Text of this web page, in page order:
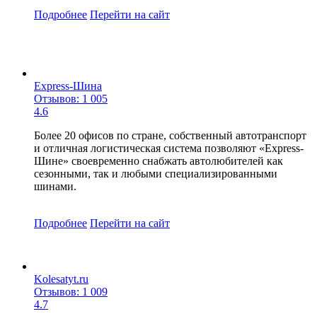
Подробнее Перейти на сайт
Express-Шина
Отзывов: 1 005
4.6
Более 20 офисов по стране, собственный автотранспорт
и отличная логистическая система позволяют «Express-
Шине» своевременно снабжать автолюбителей как
сезонными, так и любыми специализированными
шинами.
Подробнее Перейти на сайт
Kolesatyt.ru
Отзывов: 1 009
4.7